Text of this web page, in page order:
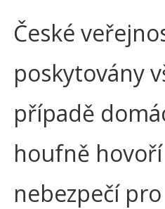
České
poskytovány
případě
houfně
nebezpečí